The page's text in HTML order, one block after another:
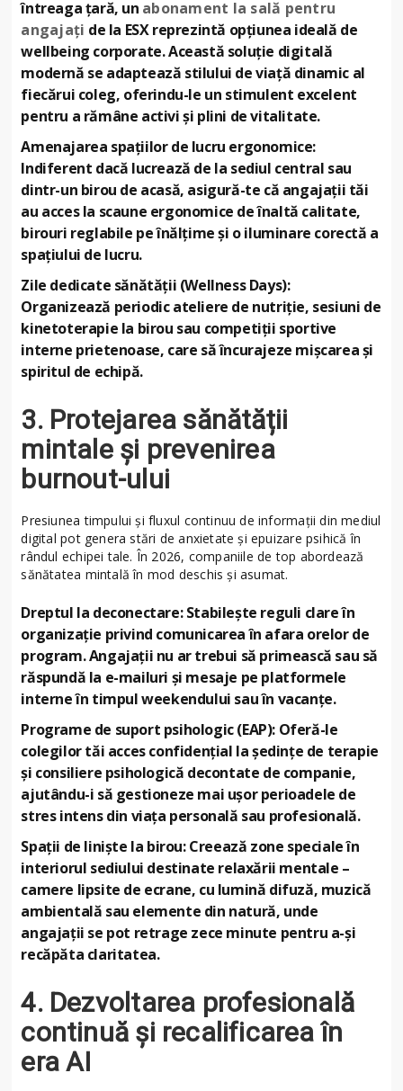
întreaga țară, un abonament la sală pentru
angajați de la ESX reprezintă opțiunea ideală de
wellbeing corporate. Această soluție digitală
modernă se adaptează stilului de viață dinamic al
fiecărui coleg, oferindu-le un stimulent excelent
pentru a rămâne activi și plini de vitalitate.
Amenajarea spațiilor de lucru ergonomice:
Indiferent dacă lucrează de la sediul central sau
dintr-un birou de acasă, asigură-te că angajații tăi
au acces la scaune ergonomice de înaltă calitate,
birouri reglabile pe înălțime și o iluminare corectă a
spațiului de lucru.
Zile dedicate sănătății (Wellness Days):
Organizează periodic ateliere de nutriție, sesiuni de
kinetoterapie la birou sau competiții sportive
interne prietenoase, care să încurajeze mișcarea și
spiritul de echipă.
3. Protejarea sănătății
mintale și prevenirea
burnout-ului
Presiunea timpului și fluxul continuu de informații din mediul
digital pot genera stări de anxietate și epuizare psihică în
rândul echipei tale. În 2026, companiile de top abordează
sănătatea mintală în mod deschis și asumat.
Dreptul la deconectare: Stabilește reguli clare în
organizație privind comunicarea în afara orelor de
program. Angajații nu ar trebui să primească sau să
răspundă la e-mailuri și mesaje pe platformele
interne în timpul weekendului sau în vacanțe.
Programe de suport psihologic (EAP): Oferă-le
colegilor tăi acces confidențial la ședințe de terapie
și consiliere psihologică decontate de companie,
ajutându-i să gestioneze mai ușor perioadele de
stres intens din viața personală sau profesională.
Spații de liniște la birou: Creează zone speciale în
interiorul sediului destinate relaxării mentale –
camere lipsite de ecrane, cu lumină difuză, muzică
ambientală sau elemente din natură, unde
angajații se pot retrage zece minute pentru a-și
recăpăta claritatea.
4. Dezvoltarea profesională
continuă și recalificarea în
era AI